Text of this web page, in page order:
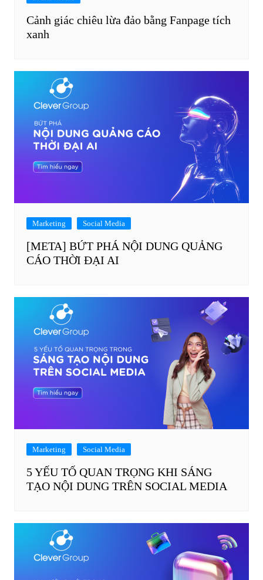
Cảnh giác chiêu lừa đảo bằng Fanpage tích
xanh
Marketing Social Media
[META] BỨT PHÁ NỘI DUNG QUẢNG
CÁO THỜI ĐẠI AI
Marketing Social Media
5 YẾU TỐ QUAN TRỌNG KHI SÁNG
TẠO NỘI DUNG TRÊN SOCIAL MEDIA